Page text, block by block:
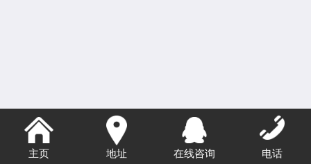
主页 地址 在线咨询 电话